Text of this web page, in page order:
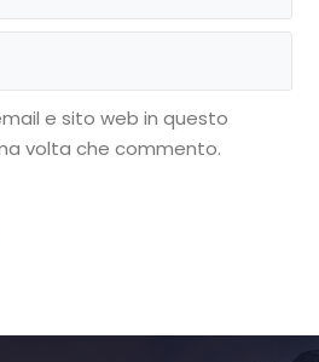
e sito web in questo
volta che commento.